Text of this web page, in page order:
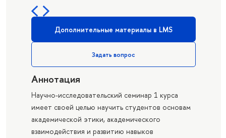
Дополнительные материалы в LMS
Задать вопрос
Аннотация
Научно-исследовательский семинар 1 курса
имеет своей целью научить студентов основам
академической этики, академического
взаимодействия и развитию навыков